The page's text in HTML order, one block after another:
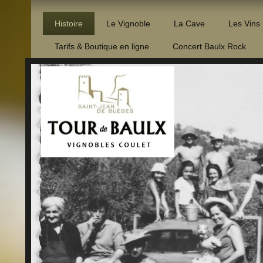
Histoire Le Vignoble La Cave Les Vins
Tarifs & Boutique en ligne Concert Baulx Rock